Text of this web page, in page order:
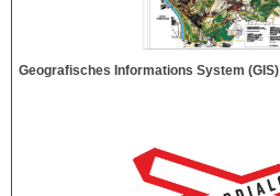
Geografisches Informations System (GIS)